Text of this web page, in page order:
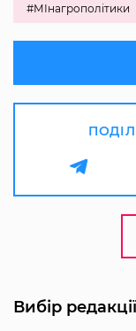
#МІнагрополітики
Вибір редакції